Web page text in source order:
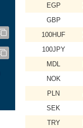
EGP
GBP
100HUF
100JPY
MDL
NOK
PLN
SEK
TRY